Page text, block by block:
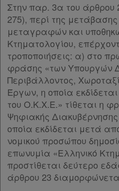
Στην παρ. 3α του άρθρου
275), περί της
μεταγραφών και
Κτηματολογίου,
τροποποιήσεις: α) στο
φράσης «των Υπουργών
Περιβάλλοντος,
Έργων, η οποία
του Ο.Κ.Χ.Ε.» τίθεται η
Ψηφιακής
οποία εκδίδεται μετά
νομικού προσώπου
επωνυμία «Ελληνικό
προστίθεται δεύτερο
άρθρου 23